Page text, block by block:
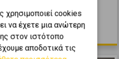
χρησιμοποιεί cookies
να έχετε μια ανώτερη
στον ιστότοπο
αποδοτικά τις